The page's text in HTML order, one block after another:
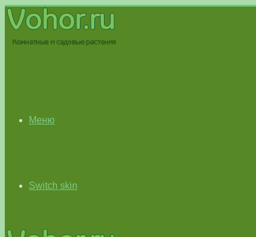
Меню
Switch skin